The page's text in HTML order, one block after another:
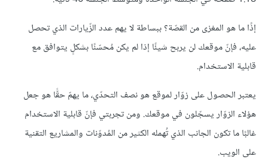
إذًا ما هو المغزى من القصّة؟ ببساطة لا يهم عدد الزّيارات الذي تحصل
عليه، فإنّ موقعك لن يربح شيئًا إذا لم يكن مُحسّنًا بشكلٍ يتوافق مع
قابلية الاستخدام.
يعتبر الحصول على زوّار لموقع هو نصف التحدّي، ما يهمّ حقًّا هو جعل
هؤلاء الزوّار يسجّلون في موقعك. ومن تجربتي فإنّ قابلية الاستخدام
غالبًا ما تكون الجانب الذي تُهمله الكثير من المُدوّنات والمشاريع التقنية
على الويب.